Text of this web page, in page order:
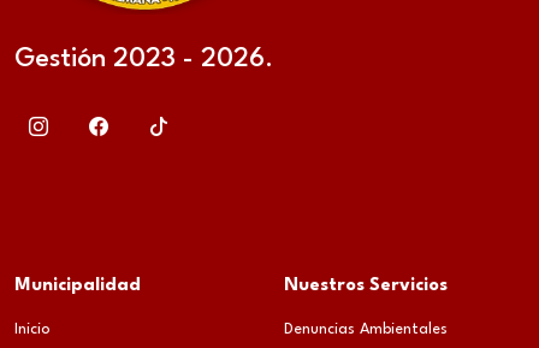
Gestión 2023 - 2026.
Municipalidad
Inicio
Nuestros Servicios
Denuncias Ambientales